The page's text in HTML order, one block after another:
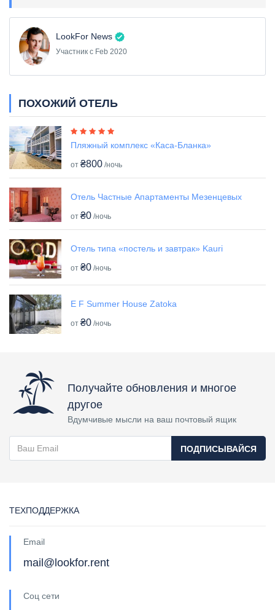
LookFor News
Участник с Feb 2020
ПОХОЖИЙ ОТЕЛЬ
Пляжный комплекс «Каса-Бланка»
от ₴800 /ночь
Отель Частные Апартаменты Мезенцевых
от ₴0 /ночь
Отель типа «постель и завтрак» Kauri
от ₴0 /ночь
E F Summer House Zatoka
от ₴0 /ночь
Получайте обновления и многое
другое
Вдумчивые мысли на ваш почтовый ящик
ПОДПИСЫВАЙСЯ
ТЕХПОДДЕРЖКА
Email
mail@lookfor.rent
Соц сети